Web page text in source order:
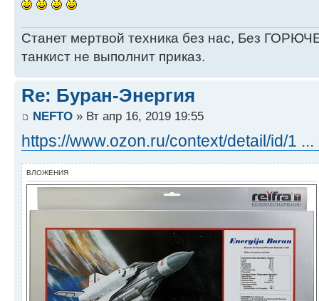
Станет мертвой техника без нас, Без
танкист не выполнит приказ.
Re: Буран-Энергия
NEFTO » Вт апр 16, 2019 19:55
https://www.ozon.ru/context/detail/id/1
ВЛОЖЕНИЯ